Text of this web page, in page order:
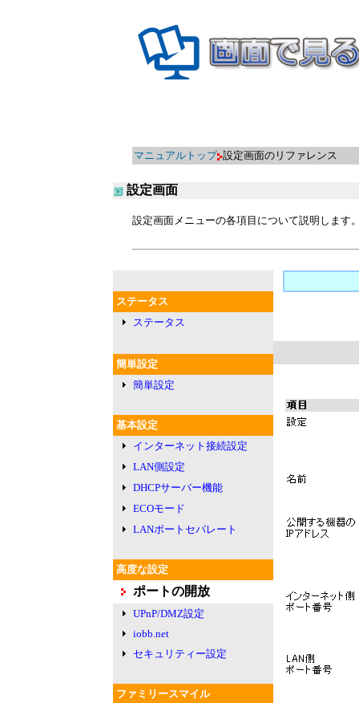
マニュアルトップ 設定画面のリファレンス
設定画面
設定画面メニューの各項目について説明します
ステータス
ステータス
簡単設定
簡単設定
基本設定
インターネット接続設定
LAN側設定
DHCPサーバー機能
ECOモード
LANポートセパレート
高度な設定
ポートの開放
UPnP/DMZ設定
iobb.net
セキュリティー設定
ファミリースマイル